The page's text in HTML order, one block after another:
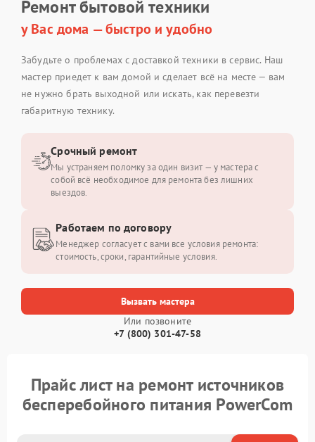
Ремонт бытовой техники
у Вас дома — быстро и удобно
Забудьте о проблемах с доставкой техники в сервис. Наш
мастер приедет к вам домой и сделает всё на месте — вам
не нужно брать выходной или искать, как перевезти
габаритную технику.
Вызвать мастера
Или позвоните
+7 (800) 301-47-58
Срочный ремонт
Мы устраняем поломку за один визит — у мастера с
собой всё необходимое для ремонта без лишних
выездов.
Работаем по договору
Менеджер согласует с вами все условия ремонта:
стоимость, сроки, гарантийные условия.
Прайс лист на ремонт источников
бесперебойного питания PowerCom